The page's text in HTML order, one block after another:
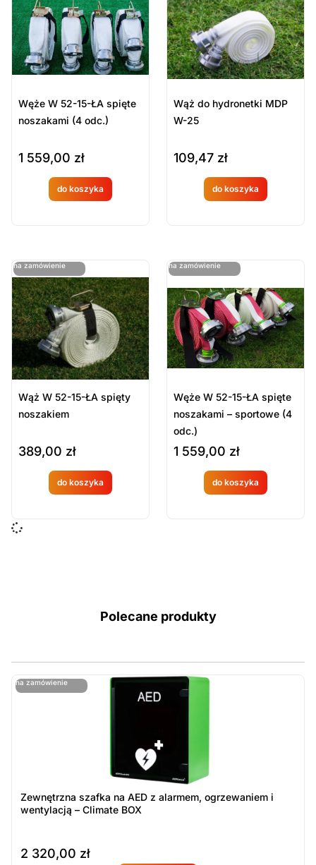
Cena
Kategorie Produktów
Sport i gadżety
Sport pożarniczy / MDP
Węże W 52-15-ŁA spięte
noszakami (4 odc.)
1 559,00 zł
do koszyka
Produkt
na
zamówien
ie
Wąż do hydronetki MDP
W-25
109,47 zł
do koszyka
Produkt
na
zamówien
ie
na zamówienie
ostatnie sztuki
Wąż W 52-15-ŁA spięty
noszakiem
389,00 zł
do koszyka
Produkt
dostępny
na zamówienie
ostatnie sztuki
Węże W 52-15-ŁA spięte
noszakami – sportowe (4
odc.)
1 559,00 zł
do koszyka
Produkt
Polecane produkty
na zamówienie
ostatnie sztuki
Zewnętrzna szafka na AED z alarmem, ogrzewaniem i
wentylacją – Climate BOX
2 320,00 zł